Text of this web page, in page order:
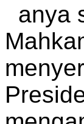
anya